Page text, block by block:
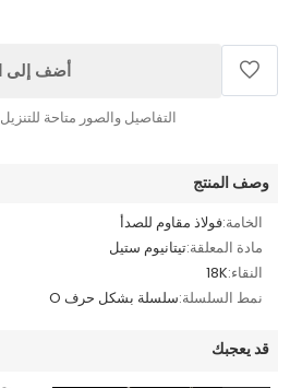
أضف إلى
التفاصيل والصور متاحة
وصف المنتج
الخامة:فولاذ مقاوم للصدأ
مادة المعلقة:تيتانيوم ستيل
النقاء:18K
نمط السلسلة:سلسلة بشكل حرف O
قد يعجبك